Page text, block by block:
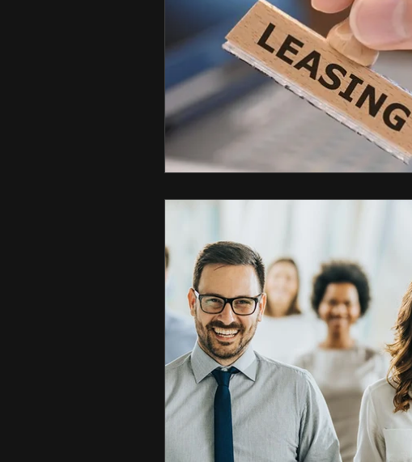
Datas Comemorativas Vendas
Administração Segurança Publica
Pecuária de Corte Liderança